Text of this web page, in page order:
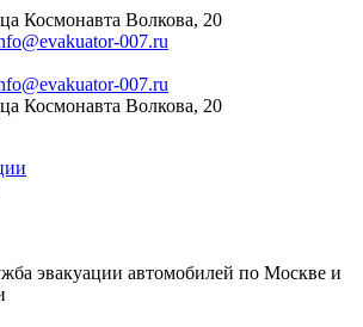
Космонавта Волкова, 20
007.ru
007.ru
Космонавта Волкова, 20
эвакуации автомобилей по Москве и